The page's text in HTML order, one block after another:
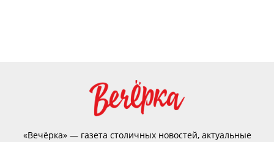
«Вечёрка» — газета столичных новостей, актуальные